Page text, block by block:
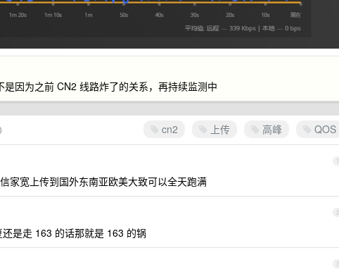
因为之前 CN2 线路炸了的关系，再持续监测中
cn2 上传 高峰 QOS
1
家宽上传到国外东南亚欧美大致可以全天跑满
2
是走 163 的话那就是 163 的锅
3